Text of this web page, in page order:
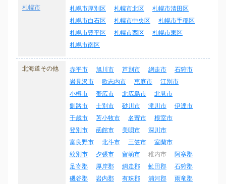
札幌市 札幌市厚別区 札幌市北区
札幌市清田区
札幌市白石区
札幌市中央区
札幌市手稲区
札幌市豊平区
札幌市西区
札幌市東区
札幌市南区
北海道その他 赤平市 旭川市 芦別市 網走市
石狩市
岩見沢市
歌志内市 恵庭市
江別市
小樽市
帯広市 北広島市
北見市
釧路市
士別市 砂川市 滝川市
伊達市
千歳市
苫小牧市 名寄市
根室市
登別市
函館市 美唄市
深川市
富良野市
北斗市 三笠市
室蘭市
紋別市
夕張市 留萌市 稚内市
阿寒郡
足寄郡
厚岸郡 網走郡 虻田郡
石狩郡
磯谷郡
岩内郡 有珠郡 浦河郡
雨竜郡